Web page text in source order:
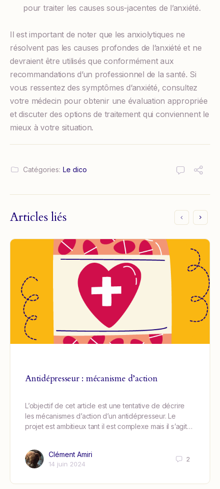
pour traiter les causes sous-jacentes de l’anxiété.
Il est important de noter que les anxiolytiques ne
résolvent pas les causes profondes de l’anxiété et ne
devraient être utilisés que conformément aux
recommandations d’un professionnel de la santé. Si
vous ressentez des symptômes d’anxiété, consultez
votre médecin pour obtenir une évaluation appropriée
et discuter des options de traitement qui conviennent le
mieux à votre situation.
Catégories: Le dico
Articles liés
Antidépresseur : mécanisme d’action
L’objectif de cet article est une tentative de décrire
les mécanismes d’action d’un antidépresseur. Le
projet est ambitieux tant il est complexe mais il s’agit…
Clément Amiri
14 juin 2024
2